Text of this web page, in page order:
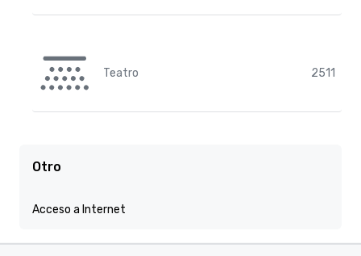
Teatro 2511
Otro
Acceso a Internet